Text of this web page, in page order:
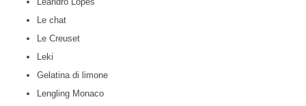
Le chat
Le Creuset
Leki
Gelatina di limone
Lengling Monaco